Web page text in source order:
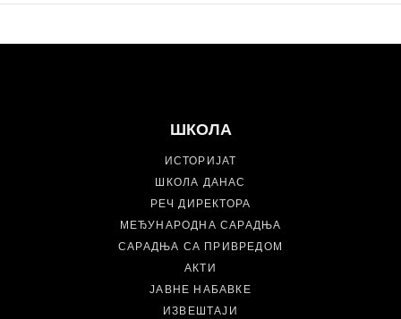
ШКОЛА
ИСТОРИЈАТ
ШКОЛА ДАНАС
РЕЧ ДИРЕКТОРА
МЕЂУНАРОДНА САРАДЊА
САРАДЊА СА ПРИВРЕДОМ
АКТИ
ЈАВНЕ НАБАВКЕ
ИЗВЕШТАЈИ